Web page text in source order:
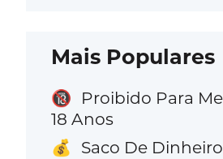
Mais Populares
🔞
Proibido Para
18 Anos
💰 Saco De Dinheiro